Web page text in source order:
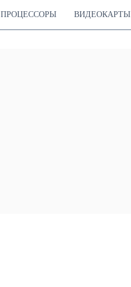
ПРОЦЕССОРЫ ВИДЕОКАРТЫ